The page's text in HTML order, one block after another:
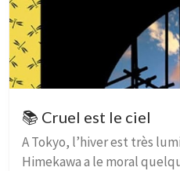
📚 Cruel est le ciel
A Tokyo, l’hiver est très
Himekawa a le moral